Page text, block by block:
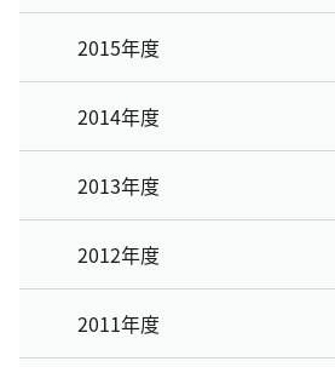
2015年度
2014年度
2013年度
2012年度
2011年度